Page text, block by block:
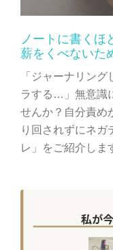
ノートに書くほ
薪をくべないた
「ジャーナリン
ラする…」無意識
せんか？自分責め
り回されずにネガ
レ」をご紹介しま